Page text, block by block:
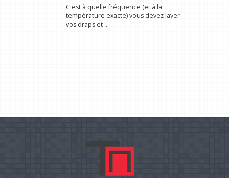
C'est à quelle fréquence (et à la
température exacte) vous devez laver
vos draps et ...